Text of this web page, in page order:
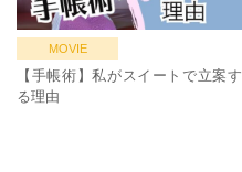
MOVIE
【手帳術】私がスイートで立案す
る理由